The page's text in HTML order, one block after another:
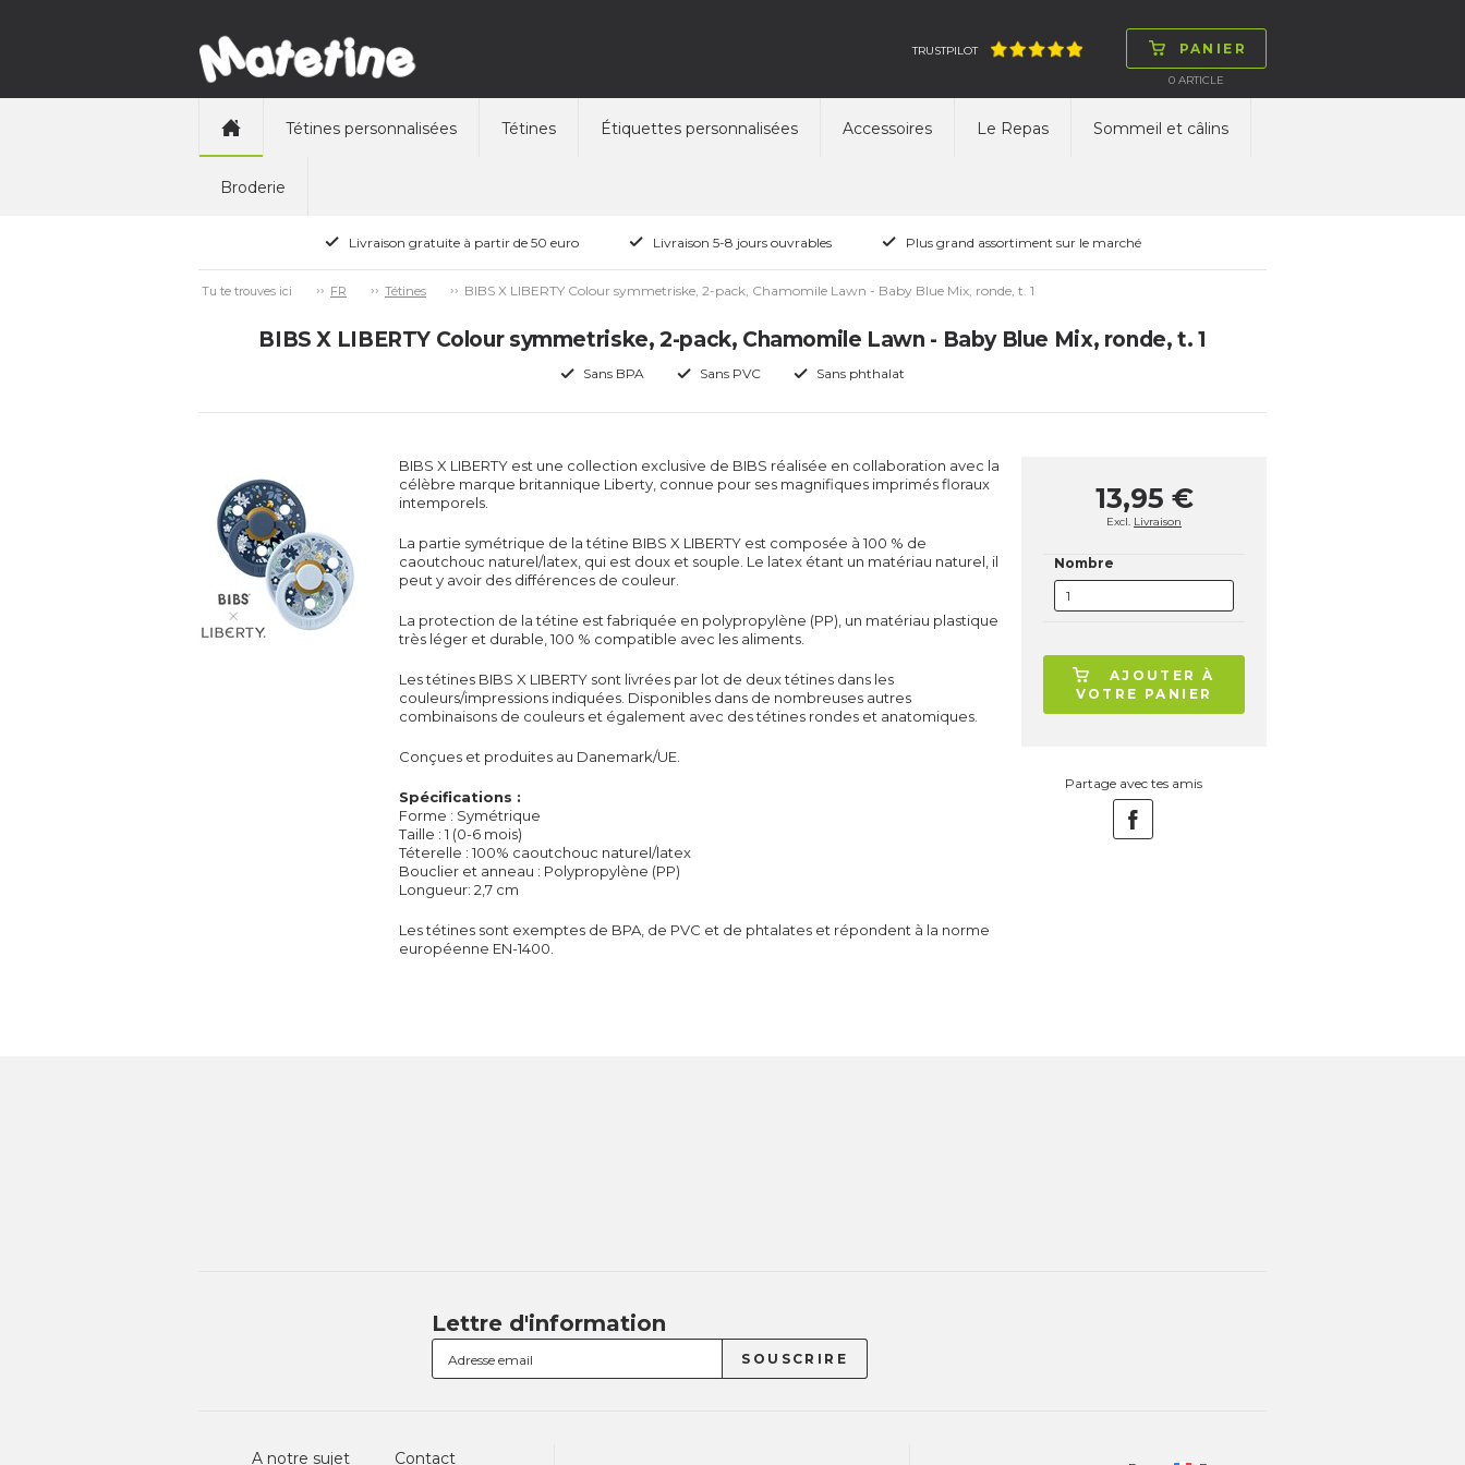
PANIER
0 ARTICLE
TRUSTPILOT
Tétines personnalisées Tétines Étiquettes personnalisées Accessoires Le Repas Sommeil et câlins
Broderie
Livraison gratuite à partir de 50 euro Livraison 5-8 jours ouvrables Plus grand assortiment sur le marché
Tu te trouves ici FR Tétines BIBS X LIBERTY Colour symmetriske, 2-pack, Chamomile Lawn - Baby Blue Mix, ronde, t. 1
BIBS X LIBERTY Colour symmetriske, 2-pack, Chamomile Lawn - Baby Blue Mix, ronde, t. 1
Sans BPA Sans PVC Sans phthalat
BIBS X LIBERTY est une collection exclusive de BIBS réalisée en collaboration avec la
célèbre marque britannique Liberty, connue pour ses magnifiques imprimés floraux
intemporels.
La partie symétrique de latétine BIBS X LIBERTY est composée à 100 % de
caoutchouc naturel/latex, qui est doux et souple. Le latex étant un matériau naturel, il
peut y avoir des différences de couleur.
La protection de latétine est fabriquée en polypropylène (PP), un matériau plastique
très léger et durable, 100 % compatible avec les aliments.
Lestétines BIBS X LIBERTY sont livrées par lot de deuxtétines dans les
couleurs/impressions indiquées. Disponibles dans de nombreuses autres
combinaisons de couleurs et également avec des tétines rondes et anatomiques.
Conçues et produites au Danemark/UE.
Spécifications :
Forme : Symétrique
Taille : 1 (0-6 mois)
Téterelle : 100% caoutchouc naturel/latex
Bouclier et anneau : Polypropylène (PP)
Longueur: 2,7 cm
Lestétinessont exemptes de BPA, de PVC et de phtalates et répondent à la norme
européenne EN-1400.
13,95 €
Excl. Livraison
Nombre
AJOUTER À
VOTRE PANIER
Partage avec tes amis
Lettre d'information
A notre sujet Contact